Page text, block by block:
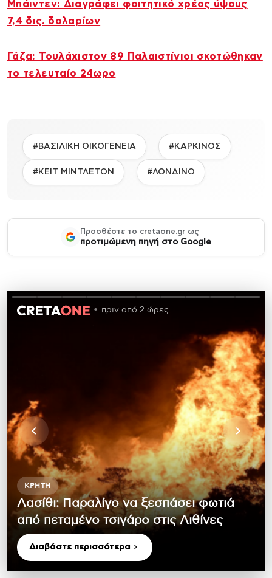
Μπάιντεν: Διαγράφει φοιτητικό χρέος ύψους
7,4 δις. δολαρίων
Γάζα: Τουλάχιστον 89 Παλαιστίνιοι σκοτώθηκαν
το τελευταίο 24ωρο
#ΒΑΣΙΛΙΚΗ ΟΙΚΟΓΕΝΕΙΑ #ΚΑΡΚΙΝΟΣ
#ΚΕΙΤ ΜΙΝΤΛΕΤΟΝ #ΛΟΝΔΙΝΟ
Προσθέστε το cretaone.gr ως
προτιμώμενη πηγή στο Google
πριν από 2 ώρες
ΚΡΉΤΗ
Λασίθι: Παραλίγο να ξεσπάσει φωτιά
από πεταμένο τσιγάρο στις Λιθίνες
Διαβάστε περισσότερα